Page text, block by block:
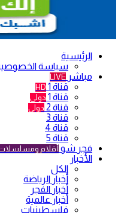
الرئيسية
سياسة
مباشر LIVE
قناة 1 HD
قناة 1 دولي
قناة 2 دولي
قناة 3
قناة 4
قناة 5
فجر شو أفلام
الأخبار
الكل
أخبار الرياضة
أخبار الفجر
أخبار عالمية
فلسطينيات